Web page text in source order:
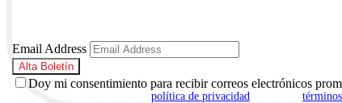
Email Address
Doy mi consentimiento para recibir correos electrónicos
política de privacidad